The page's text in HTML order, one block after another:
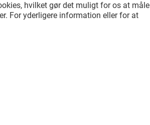
hvilket gør det muligt for os at måle
For yderligere information eller for at